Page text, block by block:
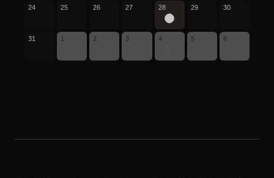
24 25 26 27 28 29 30
31 1 2 3 4 5 6